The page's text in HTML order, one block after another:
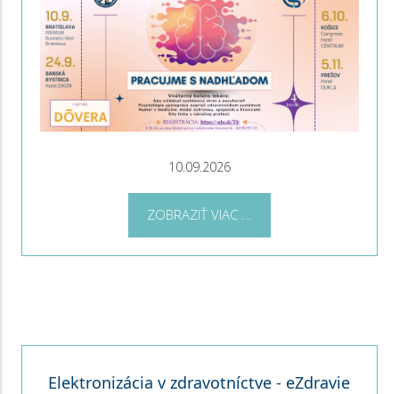
10.09.2026
ZOBRAZIŤ VIAC ...
Elektronizácia v zdravotníctve - eZdravie